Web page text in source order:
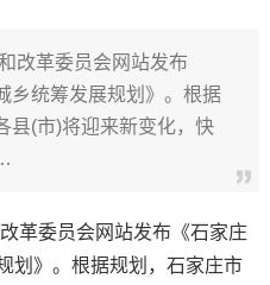
改革委员会网站发布
乡统筹发展规划》。根据
县(市)将迎来新变化，快
革委员会网站发布《石家庄
划》。根据规划，石家庄市